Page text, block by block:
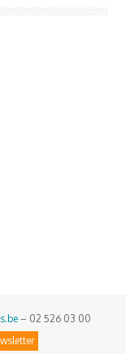
– 02 526 03 00